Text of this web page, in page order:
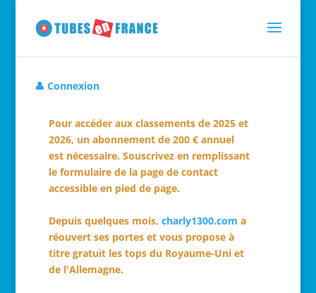
👤 Connexion
Pour accéder aux classements de 2025 et
2026, un abonnement de 200 € annuel
est nécessaire. Souscrivez en remplissant
le formulaire de la page de contact
accessible en pied de page.
Depuis quelques mois, charly1300.com a
réouvert ses portes et vous propose à
titre gratuit les tops du Royaume-Uni et
de l'Allemagne.